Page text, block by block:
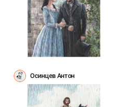
Осинцев Антон